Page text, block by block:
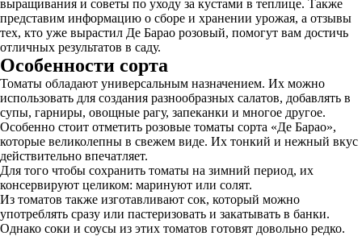
выращивания и советы по уходу за кустами в теплице. Также
представим информацию о сборе и хранении урожая, а отзывы
тех, кто уже вырастил Де Барао розовый, помогут вам достичь
отличных результатов в саду.
Особенности сорта
Томаты обладают универсальным назначением. Их можно
использовать для создания разнообразных салатов, добавлять в
супы, гарниры, овощные рагу, запеканки и многое другое.
Особенно стоит отметить розовые томаты сорта «Де Барао»,
которые великолепны в свежем виде. Их тонкий и нежный вкус
действительно впечатляет.
Для того чтобы сохранить томаты на зимний период, их
консервируют целиком: маринуют или солят.
Из томатов также изготавливают сок, который можно
употреблять сразу или пастеризовать и закатывать в банки.
Однако соки и соусы из этих томатов готовят довольно редко.